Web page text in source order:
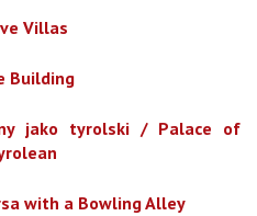
Villas
Building
jako tyrolski / Palace of
with a Bowling Alley